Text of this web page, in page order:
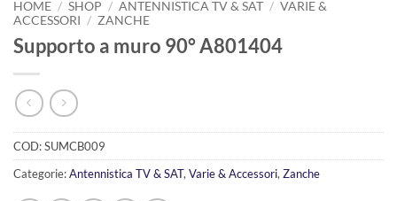
HOME / SHOP / ANTENNISTICA TV & SAT / VARIE &
ACCESSORI / ZANCHE
Supporto a muro 90° A801404
COD:SUMCB009
Categorie:Antennistica TV & SAT, Varie & Accessori, Zanche